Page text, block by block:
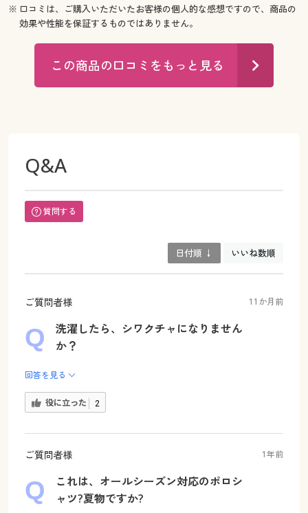
※ 口コミは、ご購入いただいたお客様の個人的な感想ですので、商品の
効果や性能を保証するものではありません。
この商品の口コミをもっと見る
Q&A
質問する
日付順 ↓ いいね数順
ご質問者様 11か月前
洗濯したら、シワクチャになりません
か？
回答を見る
役に立った 2
ご質問者様 1年前
これは、オールシーズン対応のポロシ
ャツ?夏物ですか?